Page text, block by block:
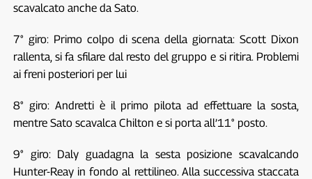
scavalcato anche da Sato.
7° giro: Primo colpo di scena della giornata: Scott Dixon
rallenta, si fa sfilare dal resto del gruppo e si ritira. Problemi
ai freni posteriori per lui
8° giro: Andretti è il primo pilota ad effettuare la sosta,
mentre Sato scavalca Chilton e si porta all’11° posto.
9° giro: Daly guadagna la sesta posizione scavalcando
Hunter-Reay in fondo al rettilineo. Alla successiva staccata